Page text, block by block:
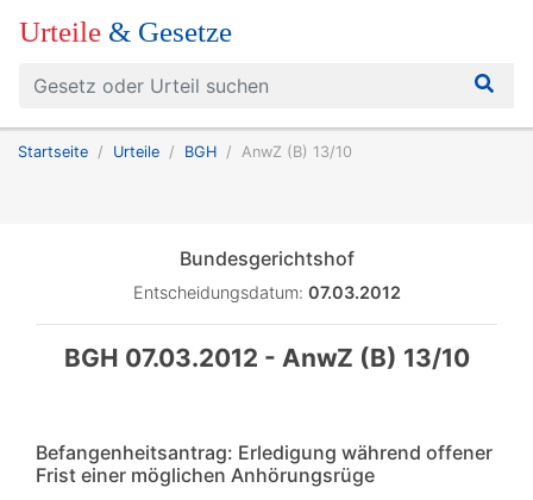
Urteile & Gesetze
Startseite Urteile BGH AnwZ (B) 13/10
Bundesgerichtshof
Entscheidungsdatum: 07.03.2012
BGH 07.03.2012 - AnwZ (B) 13/10
Befangenheitsantrag: Erledigung während offener
Frist einer möglichen Anhörungsrüge